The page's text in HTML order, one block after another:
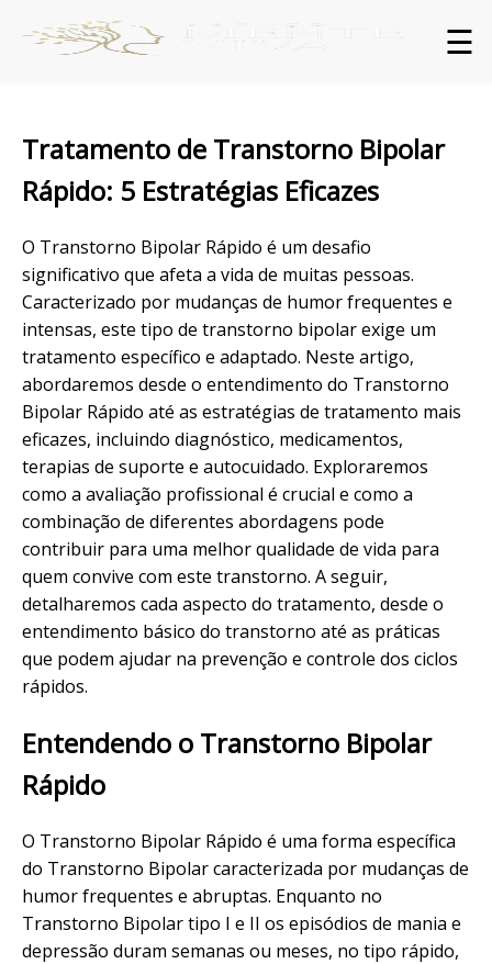
☰
Tratamento de Transtorno Bipolar
Rápido: 5 Estratégias Eficazes
O Transtorno Bipolar Rápido é um desafio
significativo que afeta a vida de muitas pessoas.
Caracterizado por mudanças de humor frequentes e
intensas, este tipo de transtorno bipolar exige um
tratamento específico e adaptado. Neste artigo,
abordaremos desde o entendimento do Transtorno
Bipolar Rápido até as estratégias de tratamento mais
eficazes, incluindo diagnóstico, medicamentos,
terapias de suporte e autocuidado. Exploraremos
como a avaliação profissional é crucial e como a
combinação de diferentes abordagens pode
contribuir para uma melhor qualidade de vida para
quem convive com este transtorno. A seguir,
detalharemos cada aspecto do tratamento, desde o
entendimento básico do transtorno até as práticas
que podem ajudar na prevenção e controle dos ciclos
rápidos.
Entendendo o Transtorno Bipolar
Rápido
O Transtorno Bipolar Rápido é uma forma específica
do Transtorno Bipolar caracterizada por mudanças de
humor frequentes e abruptas. Enquanto no
Transtorno Bipolar tipo I e II os episódios de mania e
depressão duram semanas ou meses, no tipo rápido,